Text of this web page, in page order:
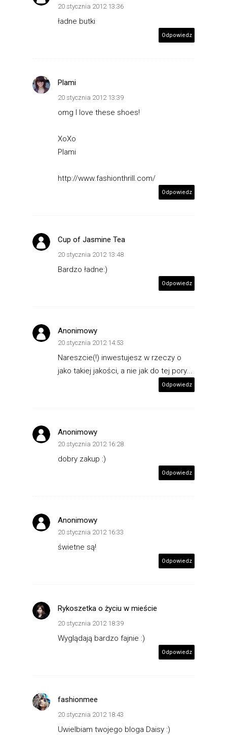
20 stycznia 2012 13:36
ładne butki
Odpowiedz
Plami
20 stycznia 2012 13:39
omg I love these shoes!
XoXo
Plami
http://www.fashionthrill.com/
Odpowiedz
Cup of Jasmine Tea
20 stycznia 2012 13:48
Bardzo ładne:)
Odpowiedz
Anonimowy
20 stycznia 2012 14:53
Nareszcie(!) inwestujesz w rzeczy o
jako takiej jakości, a nie jak do tej pory...
Odpowiedz
Anonimowy
20 stycznia 2012 16:28
dobry zakup :)
Odpowiedz
Anonimowy
20 stycznia 2012 16:33
świetne są!
Odpowiedz
Rykoszetka o życiu w mieście
20 stycznia 2012 18:39
Wyglądają bardzo fajnie :)
Odpowiedz
fashionmee
20 stycznia 2012 18:43
Uwielbiam twojego bloga Daisy :)